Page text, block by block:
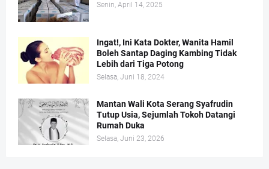
Senin, April 14, 2025
Ingat!, Ini Kata Dokter, Wanita Hamil
Boleh Santap Daging Kambing Tidak
Lebih dari Tiga Potong
Selasa, Juni 18, 2024
Mantan Wali Kota Serang Syafrudin
Tutup Usia, Sejumlah Tokoh Datangi
Rumah Duka
Selasa, Juni 23, 2026